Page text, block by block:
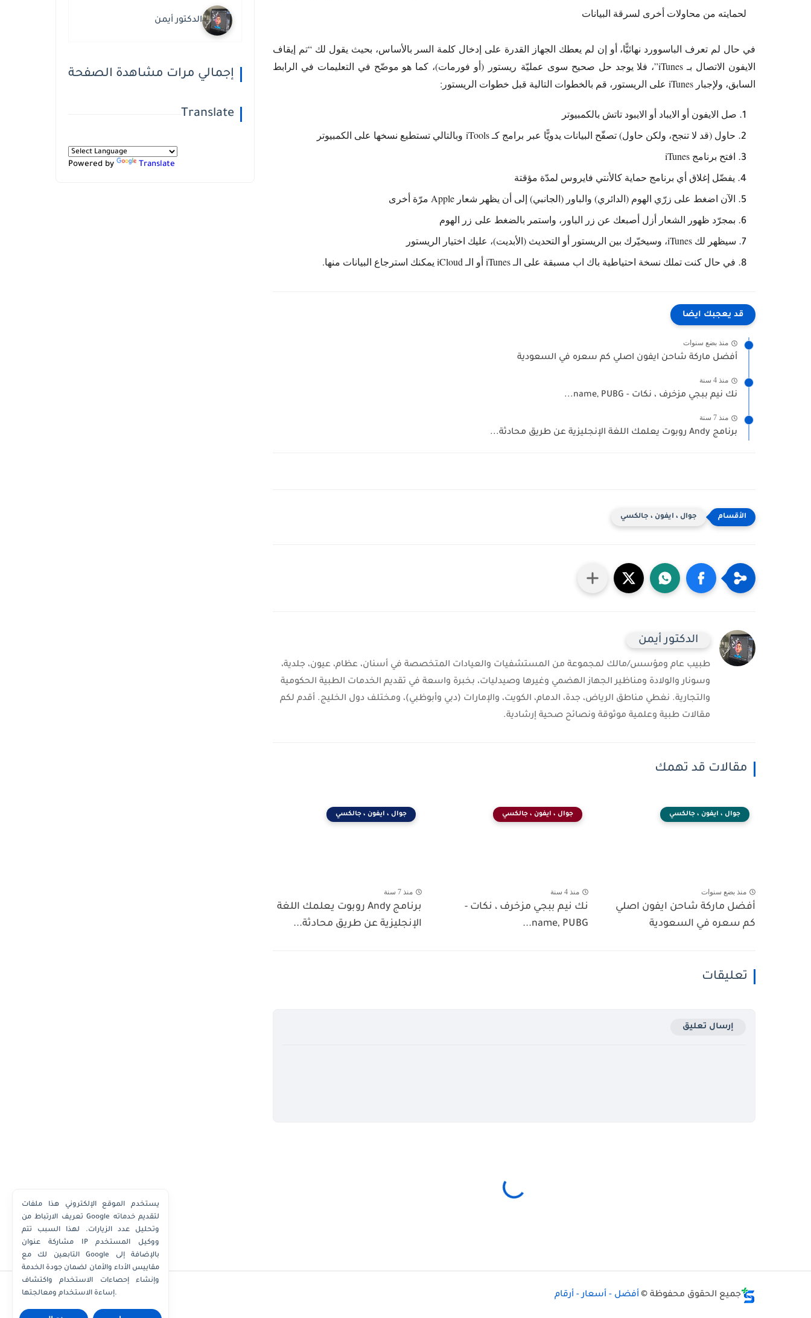
لحمايته من محاولات أخرى لسرقة البيانات
في حال لم تعرف الباسوورد نهائيًّا، أو إن لم يعطك الجهاز القدرة على إدخال كلمة السر بالأساس، بحيث يقول لك “تم إيقاف
الايفون الاتصال بـ iTunes”، فلا يوجد حل صحيح سوى عمليّة ريستور (أو فورمات)، كما هو موضّح في التعليمات في الرابط
السابق، ولإجبار iTunes على الريستور، قم بالخطوات التالية قبل خطوات الريستور:
صل الايفون أو الايباد أو الايبود تاتش بالكمبيوتر
حاول (قد لا تنجح، ولكن حاول) تصفّح البيانات يدويًّا عبر برامج كـ iTools وبالتالي تستطيع نسخها على الكمبيوتر
افتح برنامج iTunes
يفضّل إغلاق أي برنامج حماية كالأنتي فايروس لمدّة مؤقتة
الآن اضغط على زرّي الهوم (الدائري) والباور (الجانبي) إلى أن يظهر شعار Apple مرّة أخرى
بمجرّد ظهور الشعار أزل أصبعك عن زر الباور، واستمر بالضغط على زر الهوم
سيظهر لك iTunes، وسيخيّرك بين الريستور أو التحديث (الأبديت)، عليك اختيار الريستور
في حال كنت تملك نسخة احتياطية باك اب مسبقة على الـ iTunes أو الـ iCloud يمكنك استرجاع البيانات منها.
قد يعجبك ايضا
منذ بضع سنوات
أفضل ماركة شاحن ايفون اصلي كم سعره في السعودية
منذ 4 سنة
نك نيم ببجي مزخرف ، نكات - name, PUBG...
منذ 7 سنة
برنامج Andy روبوت يعلمك اللغة الإنجليزية عن طريق محادثة...
جوال ، ايفون ، جالكسي
الدكتور أيمن
طبيب عام ومؤسس/مالك لمجموعة من المستشفيات والعيادات المتخصصة في أسنان، عظام، عيون، جلدية،
وسونار والولادة ومناظير الجهاز الهضمي وغيرها وصيدليات، بخبرة واسعة في تقديم الخدمات الطبية الحكومية
والتجارية. نغطي مناطق الرياض، جدة، الدمام، الكويت، والإمارات (دبي وأبوظبي)، ومختلف دول الخليج. أقدم لكم
مقالات طبية وعلمية موثوقة ونصائح صحية إرشادية.
مقالات قد تهمك
جوال ، ايفون ، جالكسي
منذ بضع سنوات
أفضل ماركة شاحن ايفون اصلي
كم سعره في السعودية
جوال ، ايفون ، جالكسي
منذ 4 سنة
نك نيم ببجي مزخرف ، نكات -
name, PUBG...
جوال ، ايفون ، جالكسي
منذ 7 سنة
برنامج Andy روبوت يعلمك اللغة
الإنجليزية عن طريق محادثة...
تعليقات
إرسال تعليق
الدكتور أيمن
إجمالي مرات مشاهدة الصفحة
Translate
Powered by Translate
جميع الحقوق محفوظة © أفضل - أسعار - أرقام
يستخدم الموقع الإلكتروني هذا ملفات
تعريف الارتباط من Google لتقديم خدماته
وتحليل عدد الزيارات. لهذا السبب تتم
مشاركة عنوان IP ووكيل المستخدم
التابعين لك مع Google بالإضافة إلى
مقاييس الأداء والأمان لضمان جودة الخدمة
وإنشاء إحصاءات الاستخدام واكتشاف
إساءة الاستخدام ومعالجتها.